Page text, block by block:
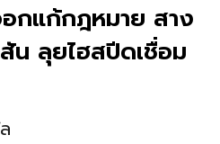
กแก้กฎหมาย สาง
ลุยไฮสปีดเชื่อม